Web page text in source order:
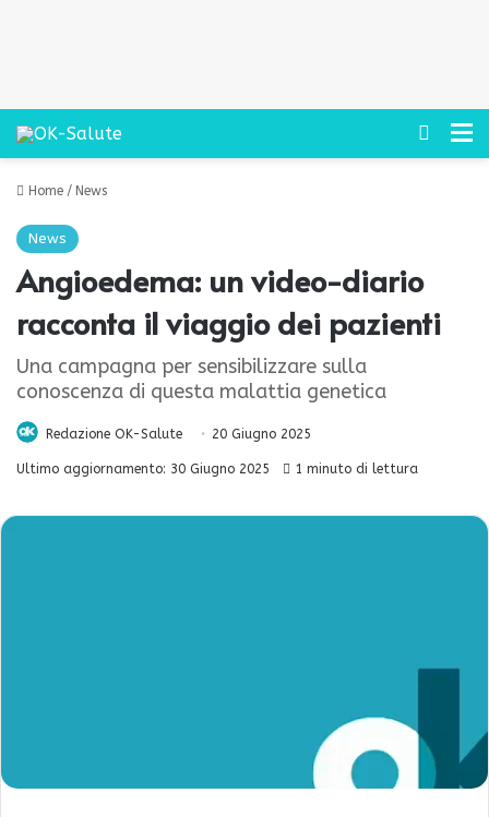
Cerca
Home / News
News
Angioedema: un video-diario
racconta il viaggio dei pazienti
Una campagna per sensibilizzare sulla
conoscenza di questa malattia genetica
Redazione OK-Salute 20 Giugno 2025
Ultimo aggiornamento: 30 Giugno 2025 1 minuto di lettura